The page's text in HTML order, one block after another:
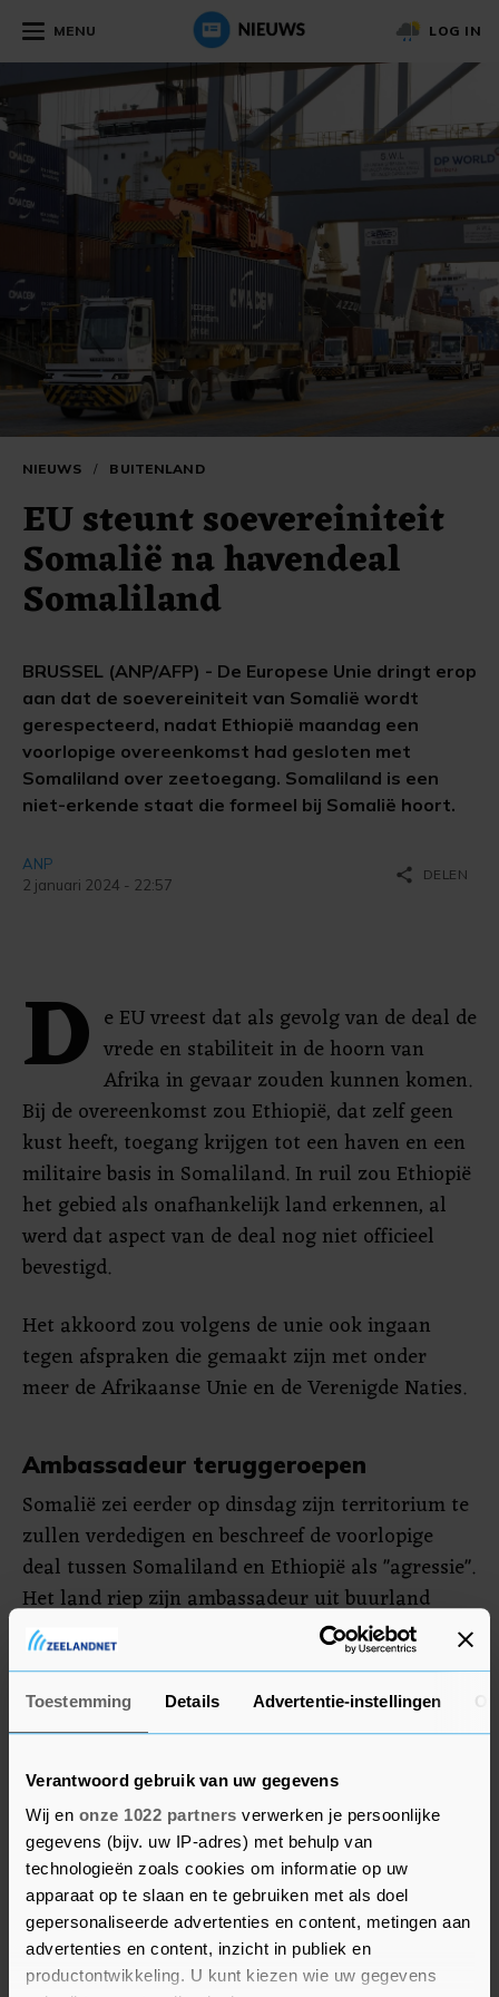
Toestemming Details Advertentie-instellingen
Verantwoord gebruik van uw gegevens
Wij en onze 1022 partners verwerken je persoonlijke
gegevens (bijv. uw IP-adres) met behulp van
technologieën zoals cookies om informatie op uw
apparaat op te slaan en te gebruiken met als doel
gepersonaliseerde advertenties en content, metingen aan
advertenties en content, inzicht in publiek en
productontwikkeling. U kunt kiezen wie uw gegevens
MENU LOG IN
NIEUWS / BUITENLAND
EU steunt soevereiniteit
Somalië na havendeal
Somaliland
BRUSSEL (ANP/AFP) - De Europese Unie dringt erop
aan dat de soevereiniteit van Somalië wordt
gerespecteerd, nadat Ethiopië maandag een
voorlopige overeenkomst had gesloten met
Somaliland over zeetoegang. Somaliland is een
niet-erkende staat die formeel bij Somalië hoort.
ANP
2 januari 2024 - 22:57
share DELEN
D e EU vreest dat als gevolg van de deal de
vrede en stabiliteit in de hoorn van
Afrika in gevaar zouden kunnen komen.
Bij de overeenkomst zou Ethiopië, dat zelf geen
kust heeft, toegang krijgen tot een haven en een
militaire basis in Somaliland. In ruil zou Ethiopië
het gebied als onafhankelijk land erkennen, al
werd dat aspect van de deal nog niet officieel
bevestigd.
Het akkoord zou volgens de unie ook ingaan
tegen afspraken die gemaakt zijn met onder
meer de Afrikaanse Unie en de Verenigde Naties.
Ambassadeur teruggeroepen
Somalië zei eerder op dinsdag zijn territorium te
zullen verdedigen en beschreef de voorlopige
deal tussen Somaliland en Ethiopië als "agressie".
Het land riep zijn ambassadeur uit buurland
Ethiopië terug.
Somaliland, dat ongeveer 6 miljoen inwoners
telt, riep in 1991 de onafhankelijkheid uit, maar
erkenning.